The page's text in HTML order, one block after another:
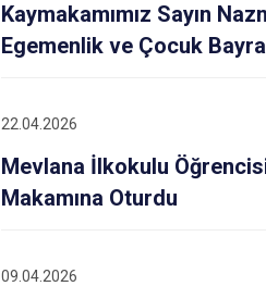
Kaymakamımız Sayın
Egemenlik ve Çocuk
22.04.2026
Mevlana İlkokulu
Makamına Oturdu
09.04.2026